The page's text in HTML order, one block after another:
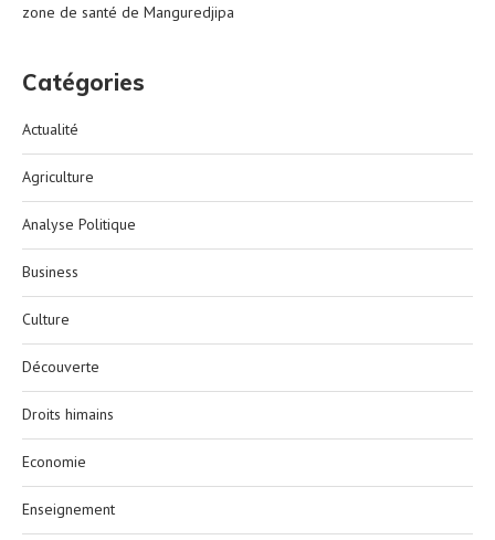
zone de santé de Manguredjipa
Catégories
Actualité
Agriculture
Analyse Politique
Business
Culture
Découverte
Droits himains
Economie
Enseignement